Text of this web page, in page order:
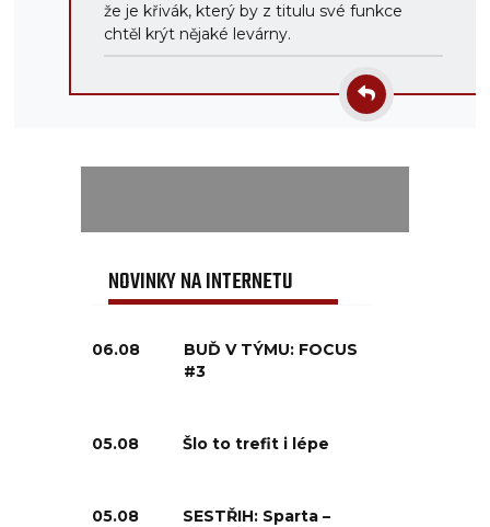
že je křivák, který by z titulu své funkce
chtěl krýt nějaké levárny.
NOVINKY NA INTERNETU
06.08
BUĎ V TÝMU: FOCUS
#3
05.08 Šlo to trefit i lépe
05.08
SESTŘIH: Sparta –